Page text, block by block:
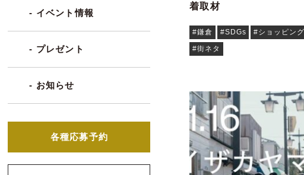
- イベント情報
- プレゼント
- お知らせ
各種応募予約
着取材
#鎌倉 #SDGs #ショッピング
#街ネタ